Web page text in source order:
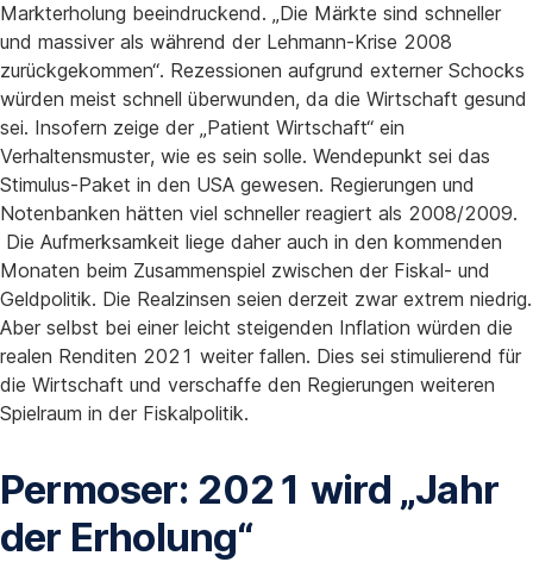
Markterholung beeindruckend. „Die Märkte sind schneller
und massiver als während der Lehmann-Krise 2008
zurückgekommen“. Rezessionen aufgrund externer Schocks
würden meist schnell überwunden, da die Wirtschaft gesund
sei. Insofern zeige der „Patient Wirtschaft“ ein
Verhaltensmuster, wie es sein solle. Wendepunkt sei das
Stimulus-Paket in den USA gewesen. Regierungen und
Notenbanken hätten viel schneller reagiert als 2008/2009.
Die Aufmerksamkeit liege daher auch in den kommenden
Monaten beim Zusammenspiel zwischen der Fiskal- und
Geldpolitik. Die Realzinsen seien derzeit zwar extrem niedrig.
Aber selbst bei einer leicht steigenden Inflation würden die
realen Renditen 2021 weiter fallen. Dies sei stimulierend für
die Wirtschaft und verschaffe den Regierungen weiteren
Spielraum in der Fiskalpolitik.
Permoser: 2021 wird „Jahr
der Erholung“